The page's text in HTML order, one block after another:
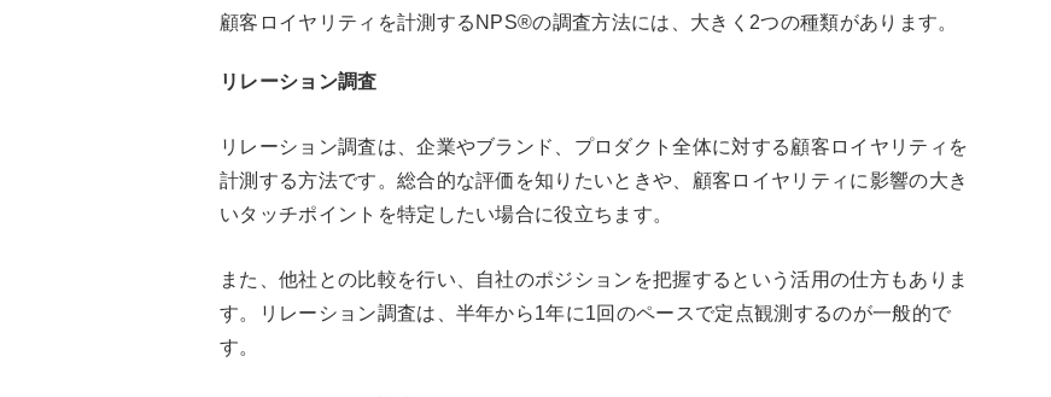
顧客ロイヤリティを計測するNPS®の調査方法には、大きく2つの種類があります。
リレーション調査
リレーション調査は、企業やブランド、プロダクト全体に対する顧客ロイヤリティを
計測する方法です。総合的な評価を知りたいときや、顧客ロイヤリティに影響の大き
いタッチポイントを特定したい場合に役立ちます。
また、他社との比較を行い、自社のポジションを把握するという活用の仕方もありま
す。リレーション調査は、半年から1年に1回のペースで定点観測するのが一般的で
す。